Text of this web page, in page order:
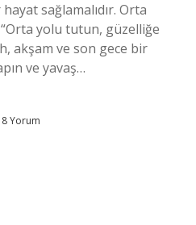
sağlamalıdır. Orta
yolu tutun, güzelliğe
akşam ve son gece bir
ve yavaş…
8 Yorum